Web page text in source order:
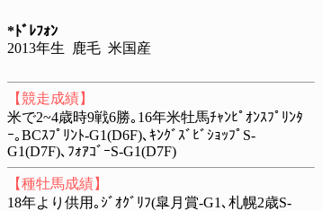
*ﾄﾞﾚﾌｫﾝ
2013年生 鹿毛 米国産
【競走成績】
米で2~4歳時9戦6勝｡16年米牡馬ﾁｬﾝﾋﾟｵﾝｽﾌﾟﾘﾝﾀ
ｰ｡BCｽﾌﾟﾘﾝﾄ-G1(D6F)､ｷﾝｸﾞｽﾞﾋﾞｼｮｯﾌﾟS-
G1(D7F)､ﾌｫｱｺﾞｰS-G1(D7F)
【種牡馬成績】
18年より供用｡ｼﾞｵｸﾞﾘﾌ(皐月賞-G1､札幌2歳S-